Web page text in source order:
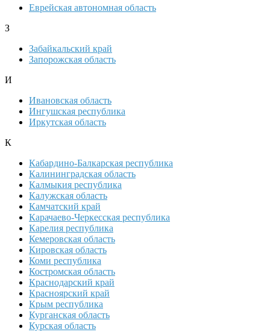
Еврейская автономная область
З
Забайкальский край
Запорожская область
И
Ивановская область
Ингушская республика
Иркутская область
К
Кабардино-Балкарская республика
Калининградская область
Калмыкия республика
Калужская область
Камчатский край
Карачаево-Черкесская республика
Карелия республика
Кемеровская область
Кировская область
Коми республика
Костромская область
Краснодарский край
Красноярский край
Крым республика
Курганская область
Курская область